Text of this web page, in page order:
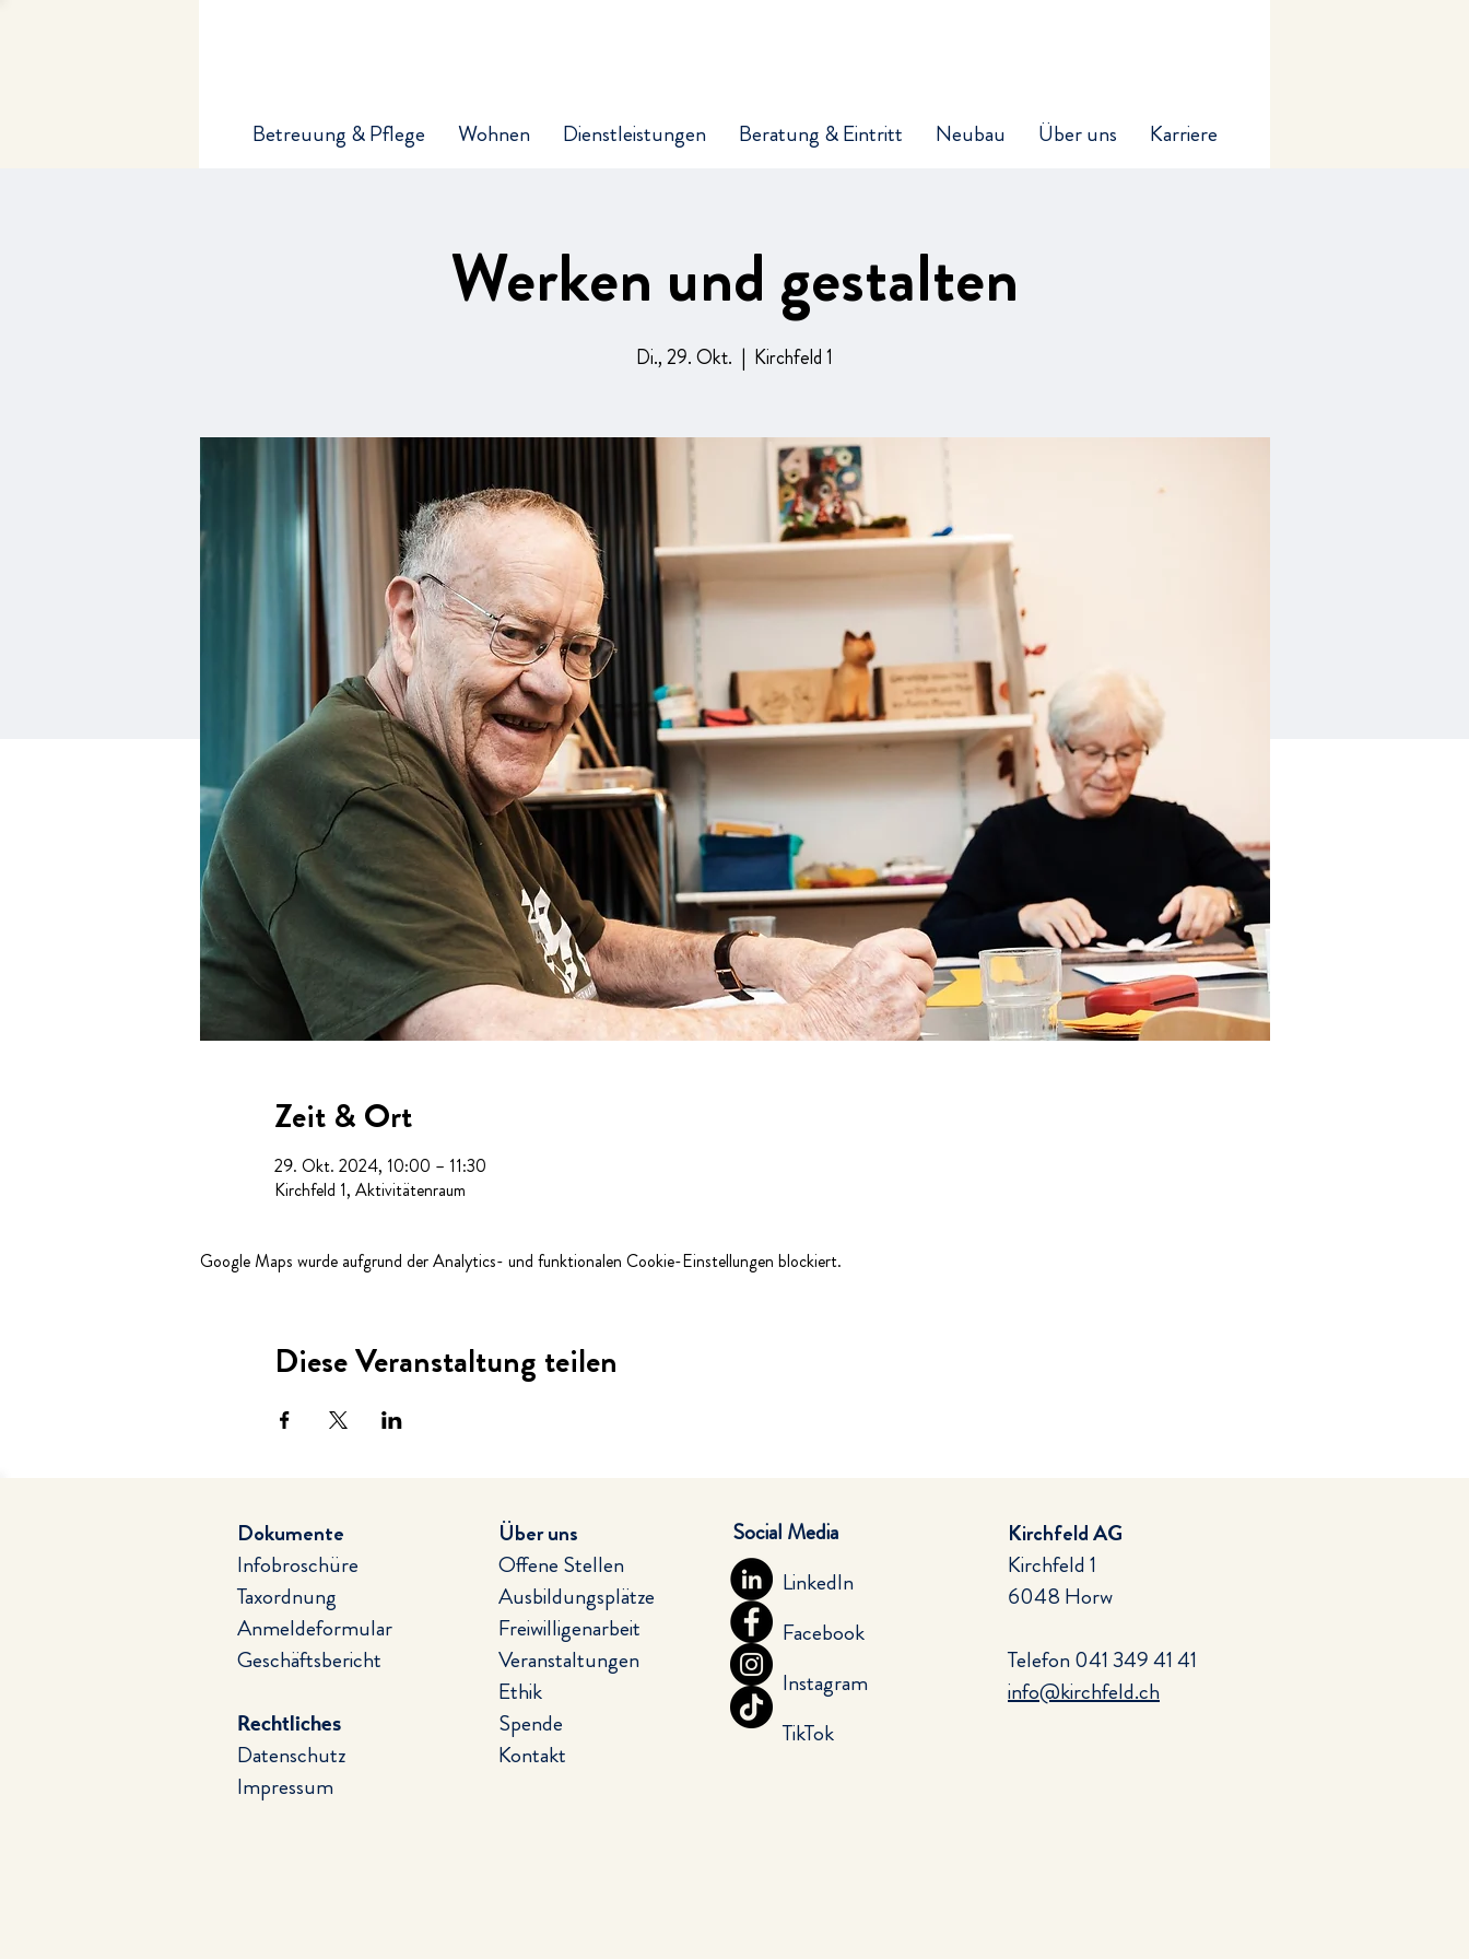
Betreuung & Pflege Wohnen Dienstleistungen Beratung & Eintritt Neubau Über uns Karriere
Werken und gestalten
Di., 29. Okt.
  |
Kirchfeld 1
Zeit & Ort
29. Okt. 2024, 10:00 – 11:30
Kirchfeld 1, Aktivitätenraum
Google Maps wurde aufgrund der Analytics- und funktionalen Cookie-Einstellungen blockiert.
Diese Veranstaltung teilen
Dokumente
Infobroschüre
Taxordnung
Anmeldeformular
Geschäftsbericht
Rechtliches
Datenschutz
Impressum
Über uns
Offene Stellen
Ausbildungsplätze
Freiwilligenarbeit
Veranstaltungen
Ethik
Spende
Kontakt
LinkedIn
Facebook
Instagram
TikTok
Social Media
Kirchfeld AG
Kirchfeld 1
6048 Horw
Telefon041 349 41 41
info@kirchfeld.ch